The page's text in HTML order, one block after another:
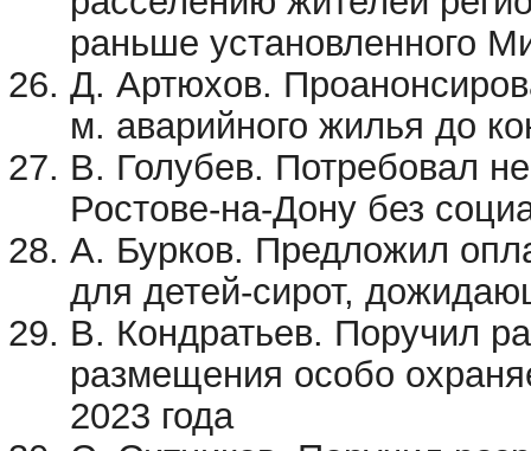
раньше установленного
Д. Артюхов.
м. аварийного жилья до
В. Голубев. Потребовал
Ростове-на-Дону без
А. Бурков. Предложил
для детей-сирот,
В. Кондратьев. Поручил
размещения особо
2023 года